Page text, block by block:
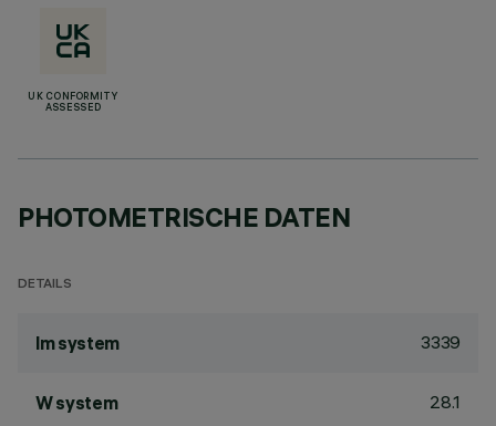
UK CONFORMITY
ASSESSED
PHOTOMETRISCHE DATEN
DETAILS
lm system 3339
W system 28.1